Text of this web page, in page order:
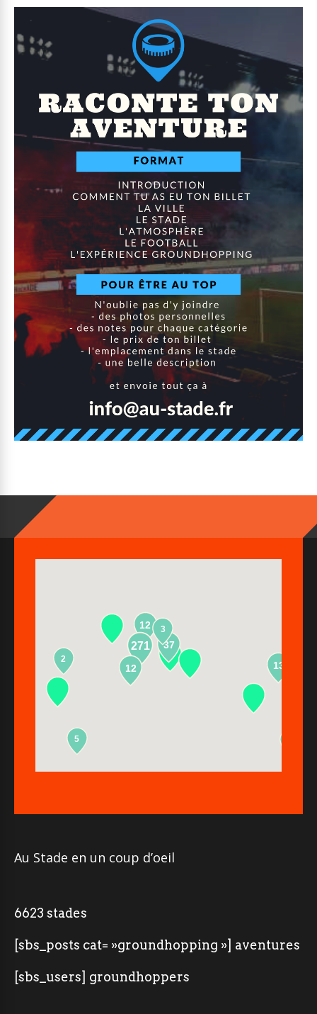
12
271
13
37
2
5
12
3
Au Stade en un coup d’oeil
6623 stades
[sbs_posts cat= »groundhopping »] aventures
[sbs_users] groundhoppers